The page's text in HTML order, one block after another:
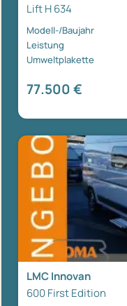
Lift H 634
Modell-/Baujahr
Leistung
Umweltplakette
77.500 €
LMC Innovan
600 First Edition